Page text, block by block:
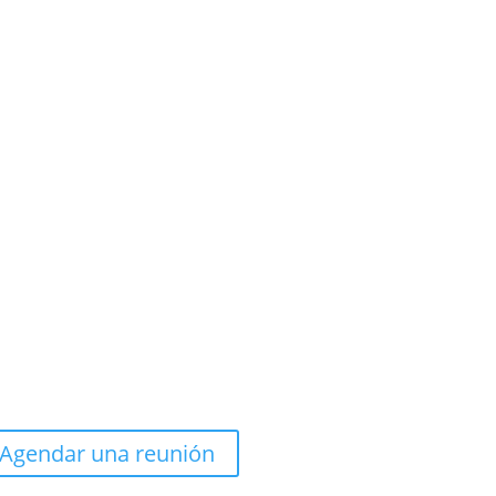
Agendar una reunión